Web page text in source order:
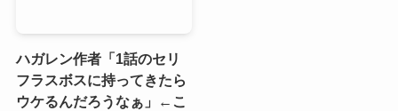
ハガレン作者「1話のセリ
フラスボスに持ってきたら
ウケるんだろうなぁ」←こ